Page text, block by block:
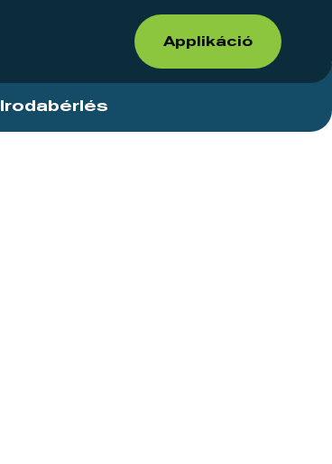
Applikáció
Irodabérlés